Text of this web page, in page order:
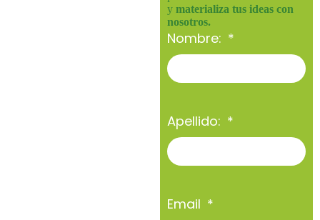
y materializa tus ideas con
nosotros.
Nombre:
Apellido:
Email